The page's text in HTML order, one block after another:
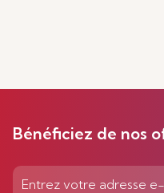
Bénéficiez de nos